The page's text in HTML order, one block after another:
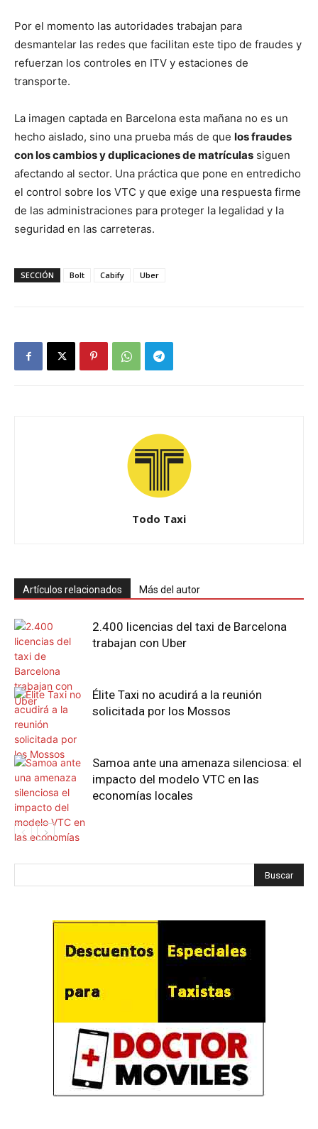
Por el momento las autoridades trabajan para
desmantelar las redes que facilitan este tipo de fraudes y
refuerzan los controles en ITV y estaciones de
transporte.
La imagen captada en Barcelona esta mañana no es un
hecho aislado, sino una prueba más de que los fraudes
con los cambios y duplicaciones de matrículas siguen
afectando al sector. Una práctica que pone en entredicho
el control sobre los VTC y que exige una respuesta firme
de las administraciones para proteger la legalidad y la
seguridad en las carreteras.
SECCIÓN Bolt Cabify Uber
Todo Taxi
Artículos relacionados Más del autor
2.400 licencias del taxi de Barcelona
trabajan con Uber
Élite Taxi no acudirá a la reunión
solicitada por los Mossos
Samoa ante una amenaza silenciosa: el
impacto del modelo VTC en las
economías locales